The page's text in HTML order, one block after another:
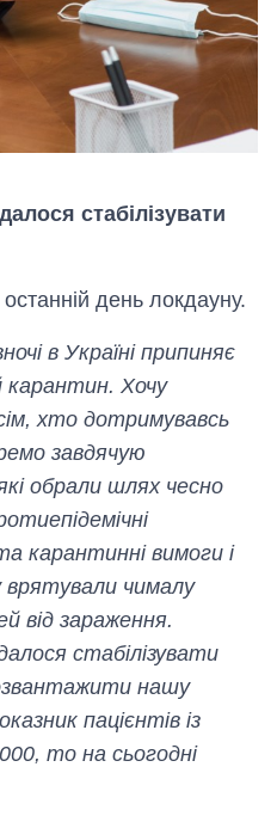
стабілізувати
день локдауну.
в Україні припиняє
карантин. Хочу
хто дотримувавсь
завдячую
обрали шлях чесно
карантинні вимоги і
врятували чималу
від зараження.
стабілізувати
нашу
пацієнтів із
то на сьогодні
вирощували в
Україні до і під час